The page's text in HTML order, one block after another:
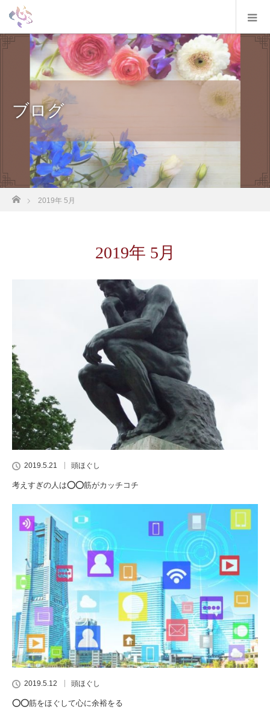
ブログ
ホーム
2019年 5月
2019年 5月
2019.5.21 頭ほぐし
考えすぎの人は⭕️⭕️筋がカッチコチ
2019.5.12 頭ほぐし
⭕️⭕️筋をほぐして心に余裕をる